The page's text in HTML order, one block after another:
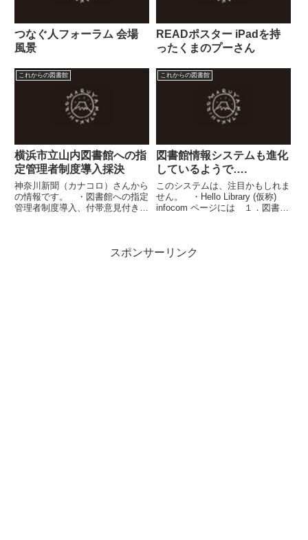
つなぐ人フォーラム 会場
風景
READポスター iPadを持
ったくまのプーさん
これからの図書館
横浜市立山内図書館への指
定管理者制度導入採決
神奈川新聞（カナコロ）さんから
の情報です。 ・図書館への指定
管理者制度導入、付帯意見付きで
いっそのこと、有力候補の企業さ
これからの図書館
図書館情報システムも進化
しているようで….
このシステムは、注目かもしれま
せん。 ・Hello Library (仮称)
infocom ページには １．図書館
カスタマイズコストの削減 ４．
スポンサーリンク